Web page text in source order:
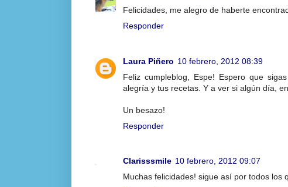
Felicidades, me alegro de haberte
Responder
Laura Piñero 10 febrero, 2012 08:39
Feliz cumpleblog, Espe! Espero que
alegría y tus recetas. Y a ver si algún día,
Un besazo!
Responder
Clarisssmile 10 febrero, 2012 09:07
Muchas felicidades! sigue así por todos los